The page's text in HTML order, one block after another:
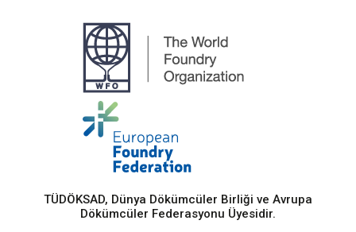
TÜDÖKSAD, Dünya Dökümcüler Birliği ve Avrupa
Dökümcüler Federasyonu Üyesidir.